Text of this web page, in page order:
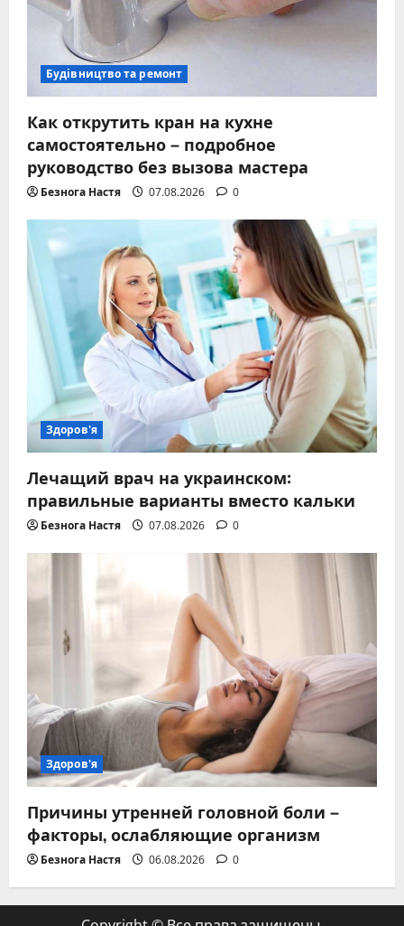
Будівництво та ремонт
Как открутить кран на кухне
самостоятельно – подробное
руководство без вызова мастера
Безнога Настя 07.08.2026 0
Здоров'я
Лечащий врач на украинском:
правильные варианты вместо кальки
Безнога Настя 07.08.2026 0
Здоров'я
Причины утренней головной боли –
факторы, ослабляющие организм
Безнога Настя 06.08.2026 0